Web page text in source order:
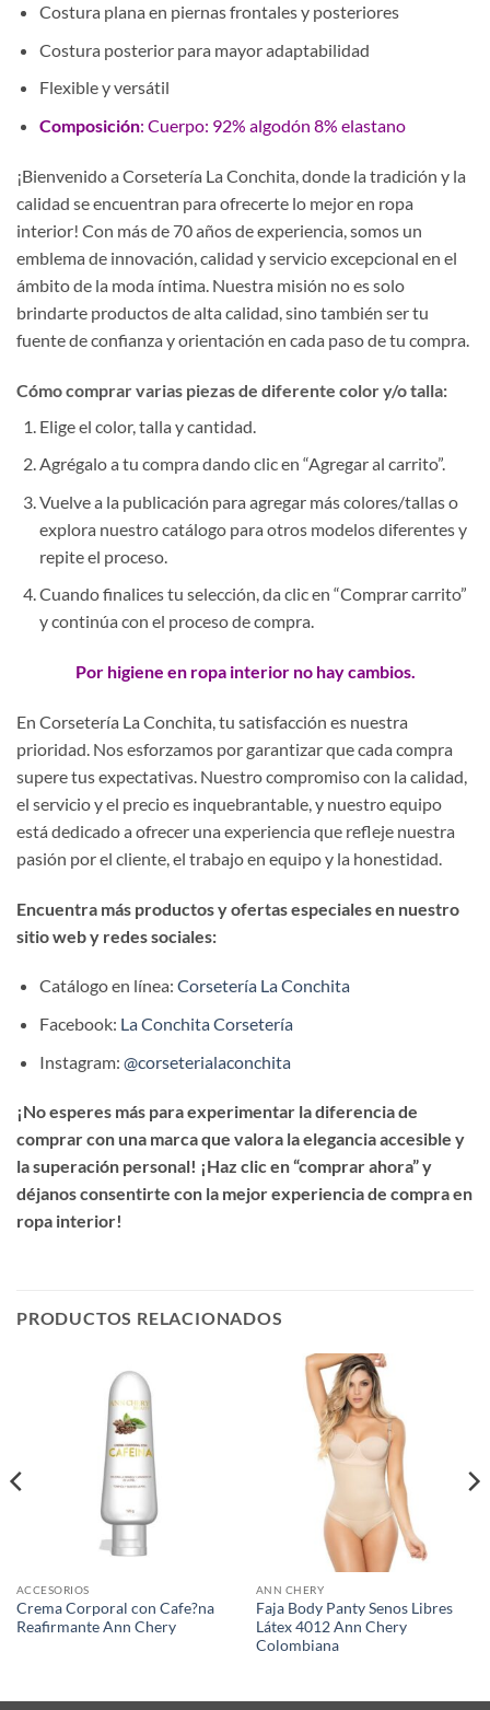
Costura plana en piernas frontales y posteriores
Costura posterior para mayor adaptabilidad
Flexible y versátil
Composición: Cuerpo: 92% algodón 8% elastano
¡Bienvenido a Corsetería La Conchita, donde la tradición y la
calidad se encuentran para ofrecerte lo mejor en ropa
interior! Con más de 70 años de experiencia, somos un
emblema de innovación, calidad y servicio excepcional en el
ámbito de la moda íntima. Nuestra misión no es solo
brindarte productos de alta calidad, sino también ser tu
fuente de confianza y orientación en cada paso de tu compra.
Cómo comprar varias piezas de diferente color y/o talla:
Elige el color, talla y cantidad.
Agrégalo a tu compra dando clic en “Agregar al carrito”.
Vuelve a la publicación para agregar más colores/tallas o
explora nuestro catálogo para otros modelos diferentes y
repite el proceso.
Cuando finalices tu selección, da clic en “Comprar carrito”
y continúa con el proceso de compra.
Por higiene en ropa interior no hay cambios.
En Corsetería La Conchita, tu satisfacción es nuestra
prioridad. Nos esforzamos por garantizar que cada compra
supere tus expectativas. Nuestro compromiso con la calidad,
el servicio y el precio es inquebrantable, y nuestro equipo
está dedicado a ofrecer una experiencia que refleje nuestra
pasión por el cliente, el trabajo en equipo y la honestidad.
Encuentra más productos y ofertas especiales en nuestro
sitio web y redes sociales:
Catálogo en línea: Corsetería La Conchita
Facebook: La Conchita Corsetería
Instagram: @corseterialaconchita
¡No esperes más para experimentar la diferencia de
comprar con una marca que valora la elegancia accesible y
la superación personal! ¡Haz clic en “comprar ahora” y
déjanos consentirte con la mejor experiencia de compra en
ropa interior!
PRODUCTOS RELACIONADOS
ACCESORIOS
Crema Corporal con Cafe?na
Reafirmante Ann Chery
ANN CHERY
Faja Body Panty Senos Libres
Látex 4012 Ann Chery
Colombiana